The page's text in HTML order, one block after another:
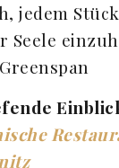
jedem
Seele